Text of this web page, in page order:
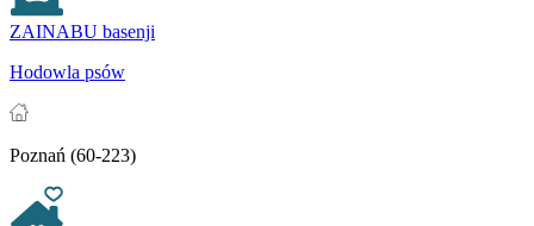
ZAINABU basenji
Hodowla psów
Poznań (60-223)